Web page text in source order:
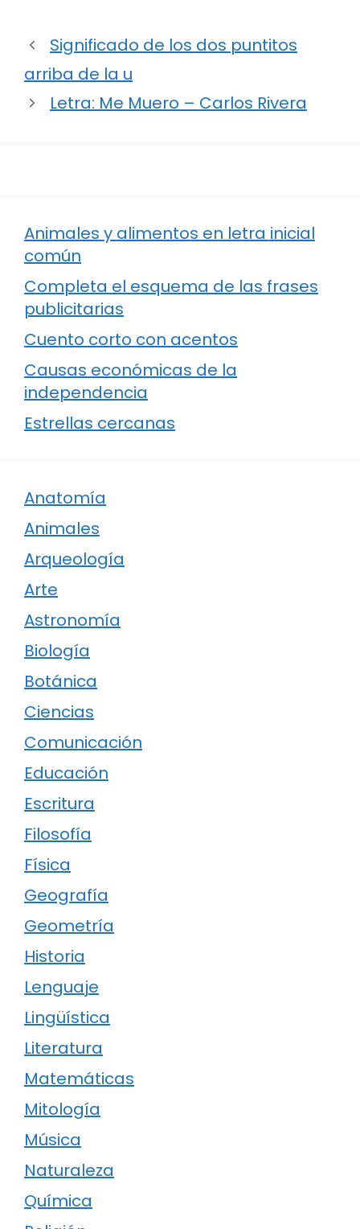
Significado de los dos puntitos
arriba de la u
Letra: Me Muero – Carlos Rivera
Animales y alimentos en letra inicial
común
Completa el esquema de las frases
publicitarias
Cuento corto con acentos
Causas económicas de la
independencia
Estrellas cercanas
Anatomía
Animales
Arqueología
Arte
Astronomía
Biología
Botánica
Ciencias
Comunicación
Educación
Escritura
Filosofía
Física
Geografía
Geometría
Historia
Lenguaje
Lingüística
Literatura
Matemáticas
Mitología
Música
Naturaleza
Química